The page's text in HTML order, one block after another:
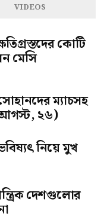
VIDEOS
কোটি
মেসি
ম্যাচসহ
২৬)
নিয়ে মুখ
দেশগুলোর